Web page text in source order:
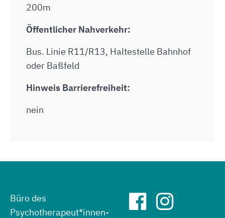
200m
Öffentlicher Nahverkehr:
Bus. Linie R11/R13, Haltestelle Bahnhof
oder Baßfeld
Hinweis Barrierefreiheit:
nein
Büro des
Psychotherapeut*innen-